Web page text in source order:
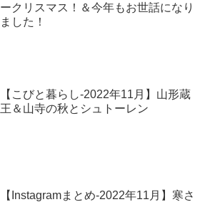
ークリスマス！＆今年もお世話になり
ました！
【こびと暮らし-2022年11月】山形蔵
王＆山寺の秋とシュトーレン
【Instagramまとめ-2022年11月】寒さ